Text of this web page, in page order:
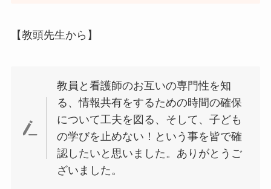
【教頭先生から】
教員と看護師のお互いの専門性を知
る、情報共有をするための時間の確保
について工夫を図る、そして、子ども
の学びを止めない！という事を皆で確
認したいと思いました。ありがとうご
ざいました。